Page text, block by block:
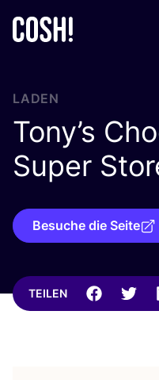
LADEN
Tony’s
Super
Besuche die Seite
TEILEN